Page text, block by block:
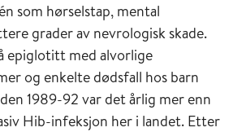
som hørselstap, mental
grader av nevrologisk skade.
epiglotitt med alvorlige
og enkelte dødsfall hos barn
1989-92 var det årlig mer enn
Hib-infeksjon her i landet. Etter